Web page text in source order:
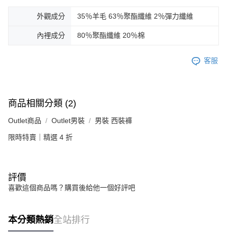
外觀成分 35％羊毛 63％聚酯纖維 2％彈力纖維
內裡成分 80％聚酯纖維 20％棉
客服
商品相關分類 (2)
Outlet商品 Outlet男裝 男裝 西裝褲
限時特賣｜精選 4 折
評價
喜歡這個商品嗎？購買後給他一個好評吧
本分類熱銷全站排行